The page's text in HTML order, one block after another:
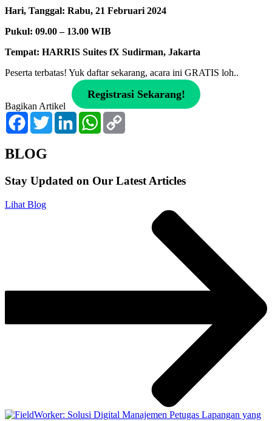
Hari, Tanggal: Rabu, 21 Februari 2024
Pukul: 09.00 – 13.00 WIB
Tempat: HARRIS Suites fX Sudirman, Jakarta
Peserta terbatas! Yuk daftar sekarang, acara ini GRATIS loh..
Registrasi Sekarang!
Bagikan Artikel
FacebookTwitterLinkedInWhatsApp
BLOG
Stay Updated on Our Latest Articles
Lihat Blog